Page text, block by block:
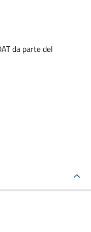
da parte del